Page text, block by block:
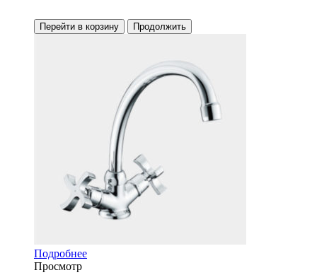
Перейти в корзину Продолжить
Подробнее
Просмотр